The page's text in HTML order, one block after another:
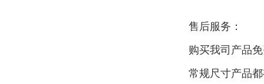
售后服务：
购买我司产品
常规尺寸产品